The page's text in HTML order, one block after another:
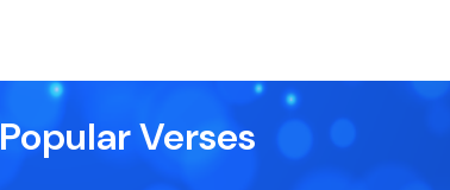
Popular Verses